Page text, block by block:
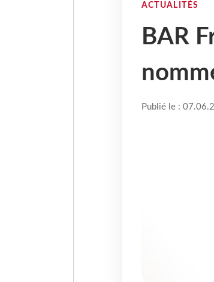
ACTUALITÉS
BAR
Publié le :